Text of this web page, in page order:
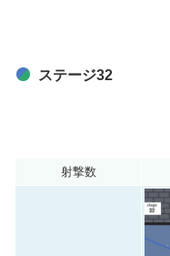
ステージ32
射撃数